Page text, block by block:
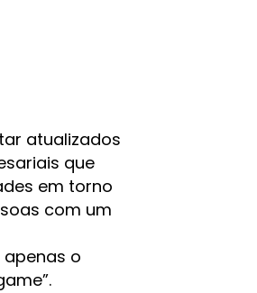
atualizados
que
em torno
com um
o